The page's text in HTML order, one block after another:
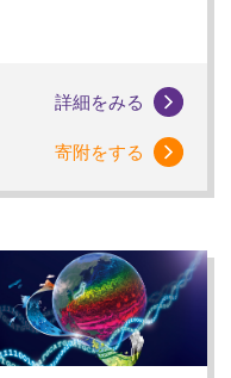
詳細をみる
寄附をする